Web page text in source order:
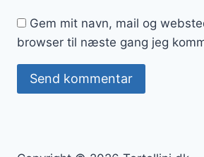
Gem mit navn, mail og
browser til næste gang jeg